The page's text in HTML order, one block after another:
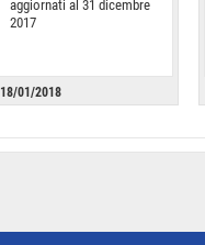
aggiornati al 31 dicembre
2017
18/01/2018